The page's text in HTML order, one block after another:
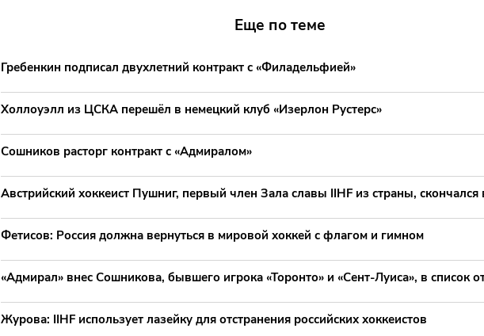
Еще по теме
Гребенкин подписал двухлетний контракт с «Филадельфией»
Холлоуэлл из ЦСКА перешёл в немецкий клуб «Изерлон Рустерс»
Сошников расторг контракт с «Адмиралом»
Австрийский хоккеист Пушниг, первый член Зала славы IIHF из страны, скончался
Фетисов: Россия должна вернуться в мировой хоккей с флагом и гимном
«Адмирал» внес Сошникова, бывшего игрока «Торонто» и «Сент-Луиса», в список
Журова: IIHF использует лазейку для отстранения российских хоккеистов